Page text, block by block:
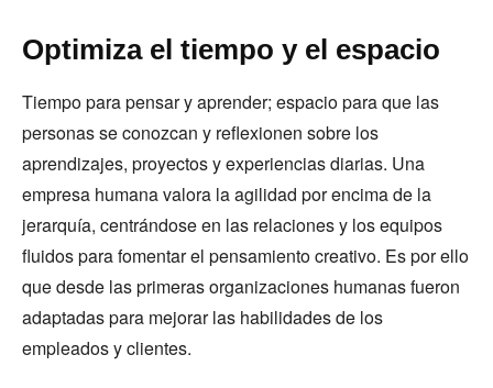
Optimiza el tiempo y el espacio
Tiempo para pensar y aprender; espacio para que las
personas se conozcan y reflexionen sobre los
aprendizajes, proyectos y experiencias diarias. Una
empresa humana valora la agilidad por encima de la
jerarquía, centrándose en las relaciones y los equipos
fluidos para fomentar el pensamiento creativo. Es por ello
que desde las primeras organizaciones humanas fueron
adaptadas para mejorar las habilidades de los
empleados y clientes.